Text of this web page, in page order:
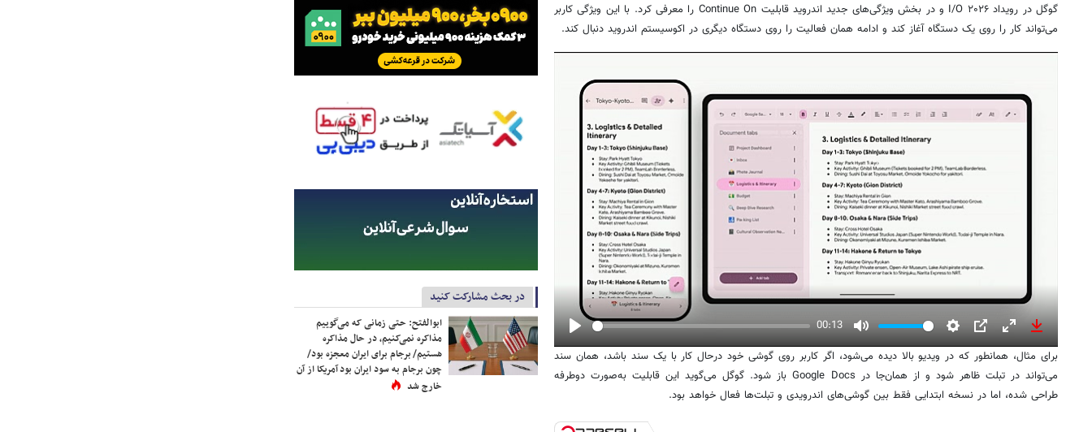
گوگل در رویداد I/O ۲۰۲۶ و در بخش ویژگی‌های جدید اندروید قابلیت Continue On را معرفی کرد. با این ویژگی کاربر
می‌تواند کار را روی یک دستگاه آغاز کند و ادامه همان فعالیت را روی دستگاه دیگری در اکوسیستم اندروید دنبال کند.
Play
00:13
Mute
Settings
PIP
Enter
fullscreen
Download
برای مثال، همانطور که در ویدیو بالا دیده می‌شود، اگر کاربر روی گوشی خود درحال کار با یک سند باشد، همان سند
می‌تواند در تبلت ظاهر شود و از همان‌جا در Google Docs باز شود. گوگل می‌گوید این قابلیت به‌صورت دوطرفه
طراحی شده، اما در نسخه ابتدایی فقط بین گوشی‌های اندرویدی و تبلت‌ها فعال خواهد بود.
در بحث مشارکت کنید
ابوالفتح: حتی زمانی که می‌گوییم
مذاکره نمی‌کنیم، در حال مذاکره
هستیم/ برجام برای ایران معجزه بود/
چون برجام به سود ایران بود آمریکا از آن
خارج شد